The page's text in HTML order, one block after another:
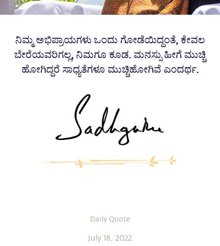
ನಿಮ್ಮ ಅಭಿಪ್ರಾಯಗಳು ಒಂದು ಗೋಡೆಯಿದ್ದಂತೆ, ಕೇವಲ
ಬೇರೆಯವರಿಗಲ್ಲ, ನಿಮಗೂ ಕೂಡ. ಮನಸ್ಸು ಹೀಗೆ ಮುಚ್ಚಿ
ಹೋಗಿದ್ದರೆ ಸಾಧ್ಯತೆಗಳೂ ಮುಚ್ಚಿಹೋಗಿವೆ ಎಂದರ್ಥ.
Daily Quote
July 18, 2022